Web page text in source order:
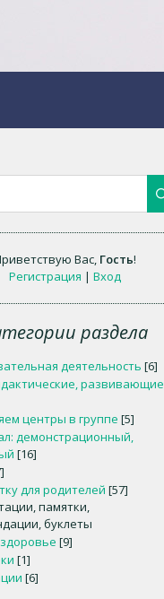
Вас, Гость!
Регистрация |Вход
раздела
деятельность [6]
развивающие
центры в группе [5]
демонстрационный,
[16]
для родителей [57]
памятки,
буклеты
[9]
[1]
[6]